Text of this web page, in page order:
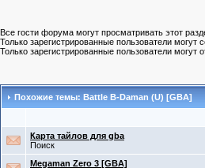
Все гости форума могут просматривать этот
Только зарегистрированные пользователи
Только зарегистрированные пользователи могут
Похожие темы: Battle B-Daman (U) [GBA]
Карта тайлов для gba
Поиск
Megaman Zero 3 [GBA]